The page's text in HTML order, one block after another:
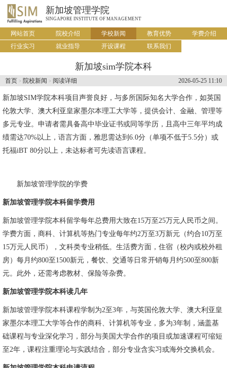
新加坡管理学院
SINGAPORE INSTITUTE OF MANAGEMENT
网站首页 院校介绍 学校新闻 教育优势
学费介绍
行业实习
就业指导 开设课程 联系我们
新加坡sim学院本科
2026-05-25 11:10
首页 > 院校新闻 > 阅读详细
新加坡SIM学院本科项目声誉良好，与多所国际知名大学合作，如英国
伦敦大学、澳大利亚皇家墨尔本理工大学等，提供会计、金融、管理等
多元专业。申请者需具备高中毕业证书或同等学历，且高中三年平均成
绩需达70%以上，语言方面，雅思需达到6.0分（单项不低于5.5分）或
托福iBT 80分以上，未达标者可先读语言课程。
新加坡管理学院的学费
新加坡管理学院本科留学费用
新加坡管理学院本科留学每年总费用大致在15万至25万元人民币之间。
学费方面，商科、计算机等热门专业每年约2万至3万新元（约合10万至
15万元人民币），文科类专业稍低。生活费方面，住宿（校内或校外租
房）每月约800至1500新元，餐饮、交通等日常开销每月约500至800新
元。此外，还需考虑教材、保险等杂费。
新加坡管理学院本科读几年
新加坡管理学院本科课程学制为2至3年，与英国伦敦大学、澳大利亚皇
家墨尔本理工大学等合作的商科、计算机等专业，多为3年制，涵盖基
础课程与专业深化学习，部分与美国大学合作的项目或加速课程可缩短
至2年，课程注重理论与实践结合，部分专业含实习或海外交换机会。